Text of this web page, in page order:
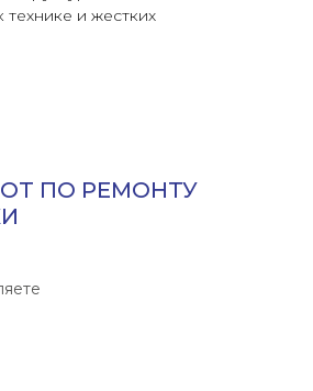
технике и жестких
ПО РЕМОНТУ